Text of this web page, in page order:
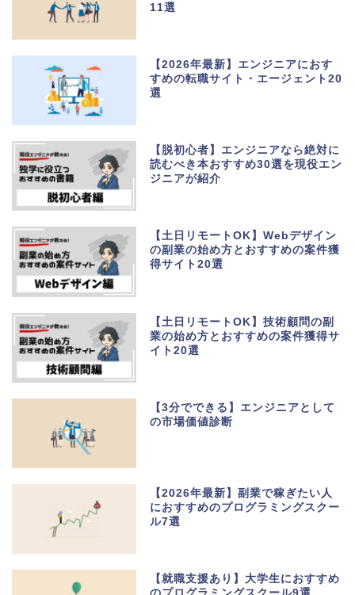
11選
【2026年最新】エンジニアにおす
すめの転職サイト・エージェント20
選
【脱初心者】エンジニアなら絶対に
読むべき本おすすめ30選を現役エン
ジニアが紹介
【土日リモートOK】Webデザイン
の副業の始め方とおすすめの案件獲
得サイト20選
【土日リモートOK】技術顧問の副
業の始め方とおすすめの案件獲得サ
イト20選
【3分でできる】エンジニアとして
の市場価値診断
【2026年最新】副業で稼ぎたい人
におすすめのプログラミングスクー
ル7選
【就職支援あり】大学生におすすめ